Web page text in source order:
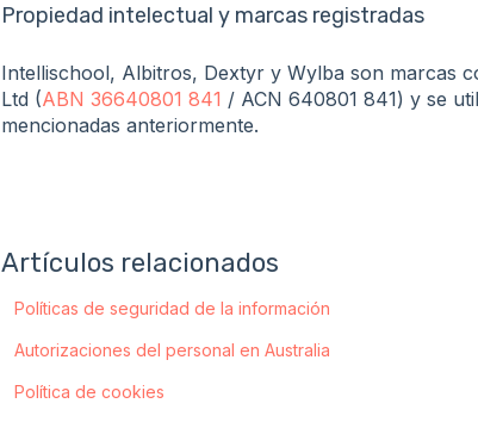
Propiedad intelectual y marcas registradas
Intellischool, Albitros, Dextyr y Wylba son marcas
Ltd (ABN 36640801 841 / ACN 640801 841) y se
mencionadas anteriormente.
Artículos relacionados
Políticas de seguridad de la información
Autorizaciones del personal en Australia
Política de cookies